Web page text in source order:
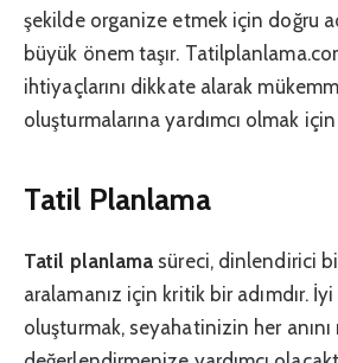
şekilde organize etmek için doğru
büyük önem taşır.
ihtiyaçlarını dikkate alarak
oluşturmalarına yardımcı olmak
Tatil Planlama
Tatil planlama süreci, dinlendirici
aralamanız için kritik bir adımdır.
oluşturmak, seyahatinizin her